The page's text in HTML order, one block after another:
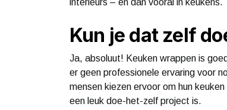
Kun je dat zelf
Ja, absoluut! Keuken wrappen is
er geen professionele ervaring voor
mensen kiezen ervoor om hun
een leuk doe-het-zelf project is.